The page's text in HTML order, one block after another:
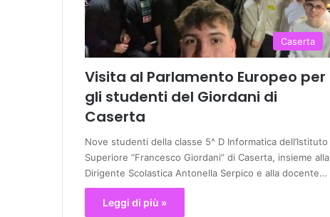
Caserta
Visita al Parlamento Europeo per
gli studenti del Giordani di
Caserta
Nove studenti della classe 5^ D Informatica dell’Istituto
Superiore “Francesco Giordani” di Caserta, insieme alla
Dirigente Scolastica Antonella Serpico e alla docente…
Leggi di più »